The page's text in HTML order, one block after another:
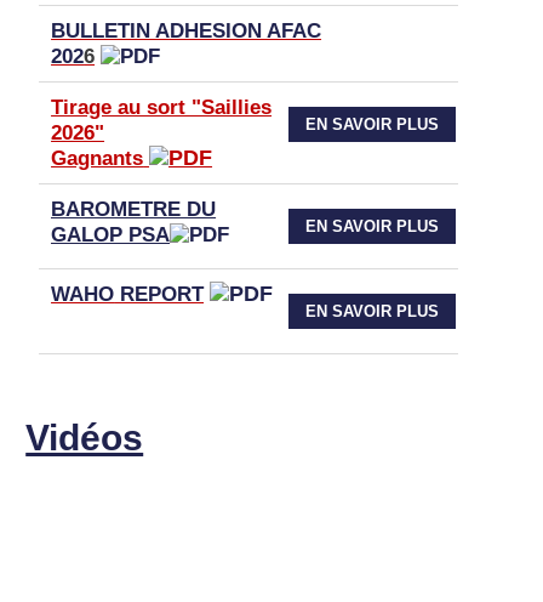
BULLETIN ADHESION AFAC
2026
Tirage au sort "Saillies
2026"
Gagnants
EN SAVOIR PLUS
BAROMETRE DU
GALOP PSA
EN SAVOIR PLUS
WAHO REPORT
EN SAVOIR PLUS
Vidéos